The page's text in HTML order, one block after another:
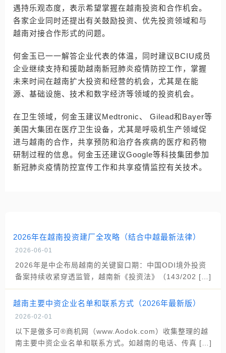
遇持乐观态度，表示希望掌握在越南投资和合作机会。
各家企业同时还提出有关鼓励投资、优先投资领域和与
越南对接合作形式的问题。
何金玉已一一解答企业代表的体温，同时建议BCIU成员
企业继续支持和援助越南新冠肺炎疫情防控工作，掌握
未来时间在越南扩大投资和经营的机会，尤其是在能
源、基础设施、技术和数字经济等领域的投资机会。
在卫生领域，何金玉建议Medtronic、 Gilead和Bayer等
美国大集团在医疗卫生设备，尤其是呼吸机生产领域促
进与越南的合作，共享预防和治疗各疾病的医疗和药物
研制过程的信息。何金玉还建议Google等科技集团参加
新冠肺炎疫情防控宣传工作和共享疫情监控有关技术。
2026年在越南投资建厂全攻略（结合中越最新法律）
2026-06-01
2026年是中企布局越南的关键窗口期：中国ODI境外投资
备案持续收紧穿透监管，越南新《投资法》（143/202 […]
越南主要中资企业名单和联系方式（2026年最新版）
2026-02-01
以下是傲多可®商机网（www.Aodok.com）收集整理的越
南主要中资企业名单和联系方式。如越南的电话、传真 […]